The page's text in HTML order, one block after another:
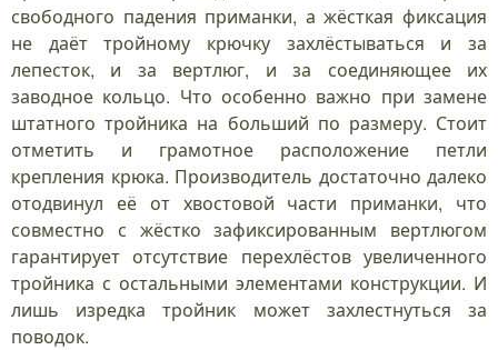
свободного падения приманки, а жёсткая фиксация
не даёт тройному крючку захлёстываться и за
лепесток, и за вертлюг, и за соединяющее их
заводное кольцо. Что особенно важно при замене
штатного тройника на больший по размеру. Стоит
отметить и грамотное расположение петли
крепления крюка. Производитель достаточно далеко
отодвинул её от хвостовой части приманки, что
совместно с жёстко зафиксированным вертлюгом
гарантирует отсутствие перехлёстов увеличенного
тройника с остальными элементами конструкции. И
лишь изредка тройник может захлестнуться за
поводок.